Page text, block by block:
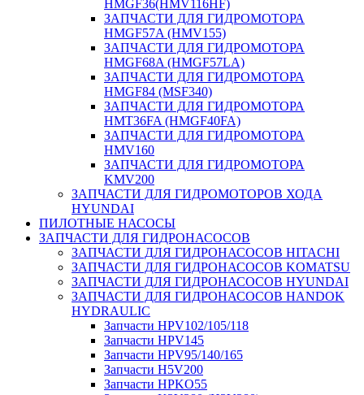
HMGF36(HMV116HF)
ЗАПЧАСТИ ДЛЯ ГИДРОМОТОРА
HMGF57A (HMV155)
ЗАПЧАСТИ ДЛЯ ГИДРОМОТОРА
HMGF68A (HMGF57LA)
ЗАПЧАСТИ ДЛЯ ГИДРОМОТОРА
HMGF84 (MSF340)
ЗАПЧАСТИ ДЛЯ ГИДРОМОТОРА
HMT36FA (HMGF40FA)
ЗАПЧАСТИ ДЛЯ ГИДРОМОТОРА
HMV160
ЗАПЧАСТИ ДЛЯ ГИДРОМОТОРА
KMV200
ЗАПЧАСТИ ДЛЯ ГИДРОМОТОРОВ ХОДА
HYUNDAI
ПИЛОТНЫЕ НАСОСЫ
ЗАПЧАСТИ ДЛЯ ГИДРОНАСОСОВ
ЗАПЧАСТИ ДЛЯ ГИДРОНАСОСОВ HITACHI
ЗАПЧАСТИ ДЛЯ ГИДРОНАСОСОВ KOMATSU
ЗАПЧАСТИ ДЛЯ ГИДРОНАСОСОВ HYUNDAI
ЗАПЧАСТИ ДЛЯ ГИДРОНАСОСОВ HANDOK
HYDRAULIC
Запчасти HPV102/105/118
Запчасти HPV145
Запчасти HPV95/140/165
Запчасти H5V200
Запчасти HPKO55